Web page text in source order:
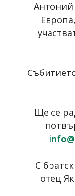
Антоний
Ще се
С
отец